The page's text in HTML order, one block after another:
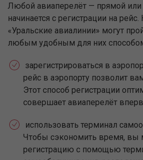
Любой авиаперелёт — прямой или
начинается с регистрации на
«Уральские авиалинии» могут
любым удобным для них
зарегистрироваться в
рейс в аэропорту позволит
Этот способ регистрации
совершает авиаперелёт
использовать терминал
Чтобы сэкономить время, вы
регистрацию с помощью